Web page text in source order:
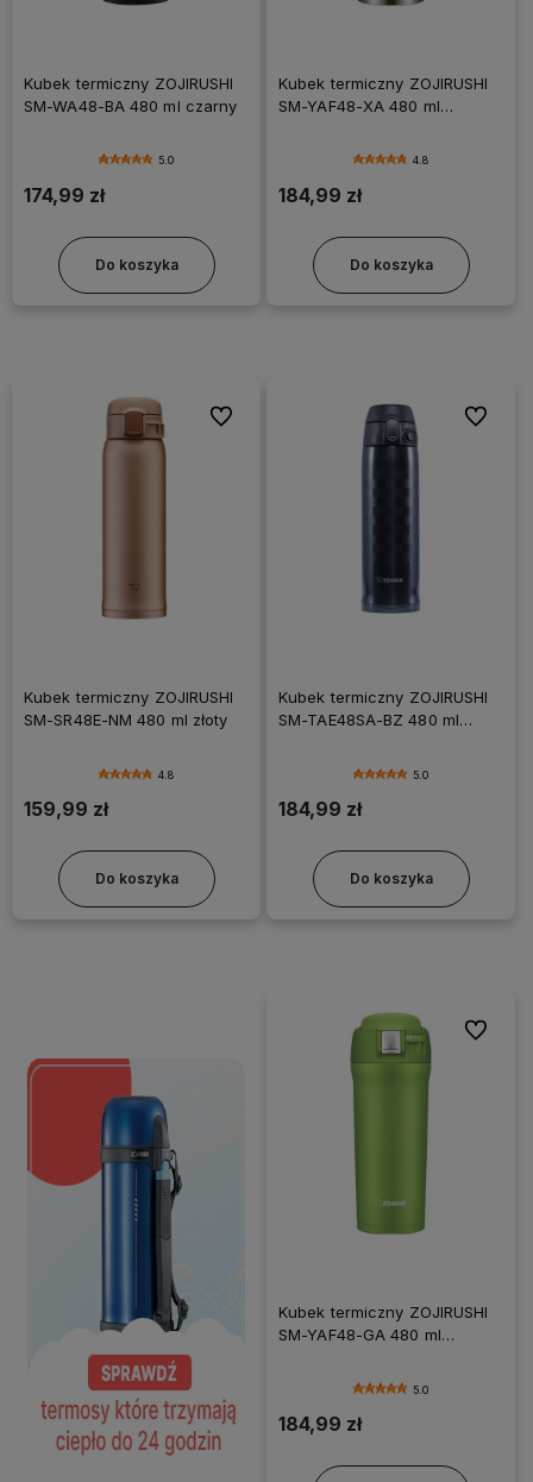
Kubek termiczny ZOJIRUSHI
SM-WA48-BA 480 ml czarny
5.0
174,99 zł
Do koszyka
Kubek termiczny ZOJIRUSHI
SM-YAF48-XA 480 ml
4.8
184,99 zł
Do koszyka
Kubek termiczny ZOJIRUSHI
SM-SR48E-NM 480 ml złoty
4.8
159,99 zł
Do koszyka
Do ulubionych
Kubek termiczny ZOJIRUSHI
SM-TAE48SA-BZ 480 ml
5.0
184,99 zł
Do koszyka
Do
Kubek termiczny ZOJIRUSHI
SM-YAF48-GA 480 ml
5.0
184,99 zł
Do